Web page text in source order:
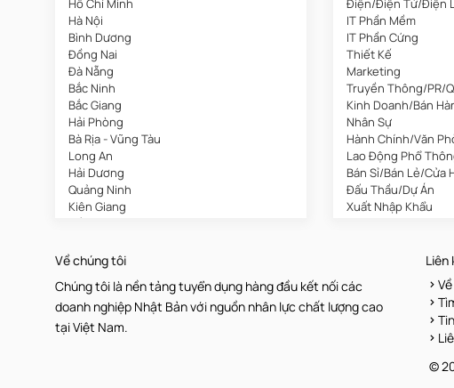
Hồ Chí Minh
Hà Nội
Bình Dương
Đồng Nai
Đà Nẵng
Bắc Ninh
Bắc Giang
Hải Phòng
Bà Rịa - Vũng Tàu
Long An
Hải Dương
Quảng Ninh
Kiên Giang
Cần Thơ
Điện/Điện Tử/Điện
IT Phần Mềm
IT Phần Cứng
Thiết Kế
Marketing
Truyền Thông/PR/
Kinh Doanh/Bán
Nhân Sự
Hành Chính/Văn
Lao Động Phổ
Bán Sỉ/Bán Lẻ/Cửa
Đấu Thầu/Dự Án
Xuất Nhập Khẩu
Nhà Hàng/Khách
Cơ Khí/Ô Tô/Tự
Spa/Làm Đẹp
Y Tế
An Toàn Lao Động
Về chúng tôi
Chúng tôi là nền tảng tuyển dụng hàng đầu kết nối các
doanh nghiệp Nhật Bản với nguồn nhân lực chất lượng cao
tại Việt Nam.
Liên
©